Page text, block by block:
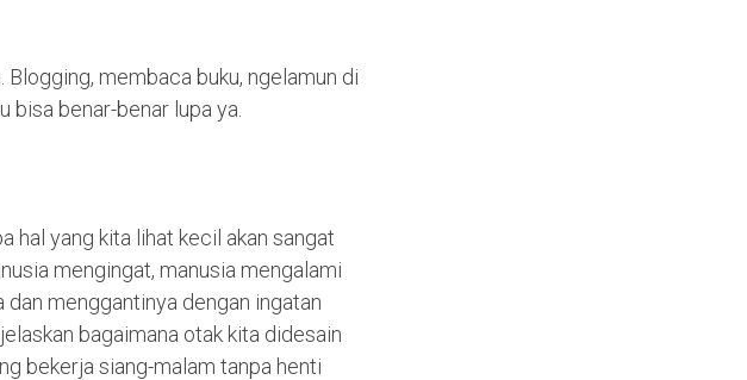
membaca buku, ngelamun di
bisa benar-benar lupa ya.
hal yang kita lihat kecil akan sangat
mengingat, manusia mengalami
menggantinya dengan ingatan
bagaimana otak kita didesain
bekerja siang-malam tanpa henti